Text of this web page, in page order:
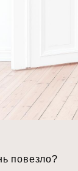
повезло? ⠀